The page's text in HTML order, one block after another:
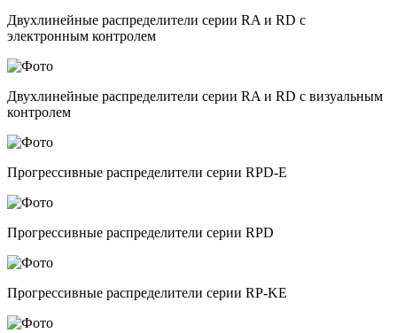
Двухлинейные распределители серии RA и RD с
электронным контролем
Двухлинейные распределители серии RA и RD с визуальным
контролем
Прогрессивные распределители серии RPD-E
Прогрессивные распределители серии RPD
Прогрессивные распределители серии RP-KE